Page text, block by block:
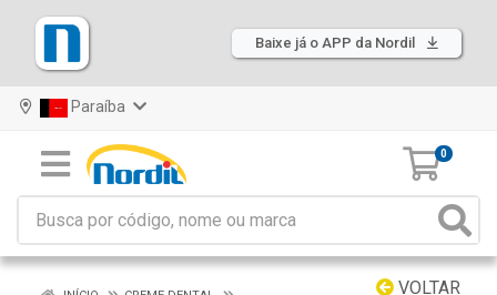
Baixe já o APP da Nordil
Paraíba
0
VOLTAR